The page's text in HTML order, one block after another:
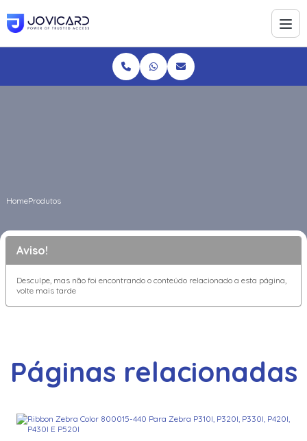
HomeProdutos
Aviso!
Desculpe, mas não foi encontrando o conteúdo relacionado a esta página,
volte mais tarde
Páginas relacionadas